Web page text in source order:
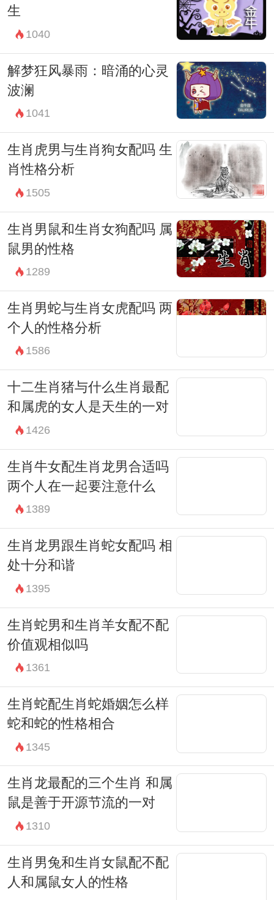
生
1040
解梦狂风暴雨：暗涌的心灵
波澜
1041
生肖虎男与生肖狗女配吗 生
肖性格分析
1505
生肖男鼠和生肖女狗配吗 属
鼠男的性格
1289
生肖男蛇与生肖女虎配吗 两
个人的性格分析
1586
十二生肖猪与什么生肖最配
和属虎的女人是天生的一对
1426
生肖牛女配生肖龙男合适吗
两个人在一起要注意什么
1389
生肖龙男跟生肖蛇女配吗 相
处十分和谐
1395
生肖蛇男和生肖羊女配不配
价值观相似吗
1361
生肖蛇配生肖蛇婚姻怎么样
蛇和蛇的性格相合
1345
生肖龙最配的三个生肖 和属
鼠是善于开源节流的一对
1310
生肖男兔和生肖女鼠配不配
人和属鼠女人的性格